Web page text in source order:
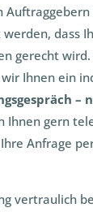
dass
gerecht
Ihnen ein
–
Ihnen gern
Anfrage
vertraulich